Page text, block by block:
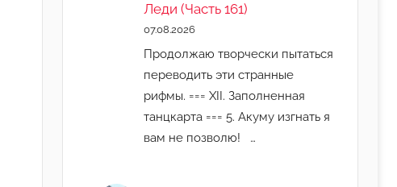
Леди (Часть 161)
07.08.2026
Продолжаю творчески пытаться
переводить эти странные
рифмы. === XII. Заполненная
танцкарта === 5. Акуму изгнать я
вам не позволю! …